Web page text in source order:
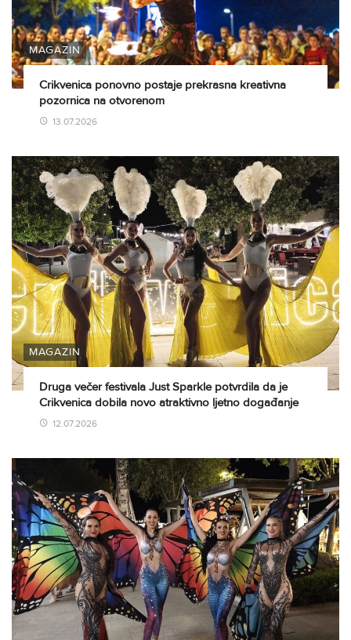
MAGAZIN
Crikvenica ponovno postaje prekrasna kreativna
pozornica na otvorenom
13.07.2026
MAGAZIN
Druga večer festivala Just Sparkle potvrdila da je
Crikvenica dobila novo atraktivno ljetno događanje
12.07.2026